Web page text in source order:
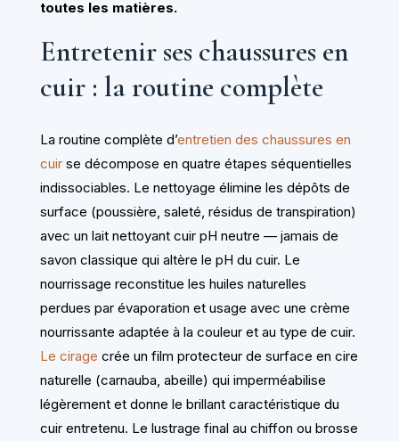
toutes les matières.
Entretenir ses chaussures en
cuir : la routine complète
La routine complète d’entretien des chaussures en
cuirse décompose en quatre étapes séquentielles
indissociables. Le nettoyage élimine les dépôts de
surface (poussière, saleté, résidus de transpiration)
avec un lait nettoyant cuir pH neutre — jamais de
savon classique qui altère le pH du cuir. Le
nourrissage reconstitue les huiles naturelles
perdues par évaporation et usage avec une crème
nourrissante adaptée à la couleur et au type de cuir.
Le cirage crée un film protecteur de surface en cire
naturelle (carnauba, abeille) qui imperméabilise
légèrement et donne le brillant caractéristique du
cuir entretenu. Le lustrage final au chiffon ou brosse